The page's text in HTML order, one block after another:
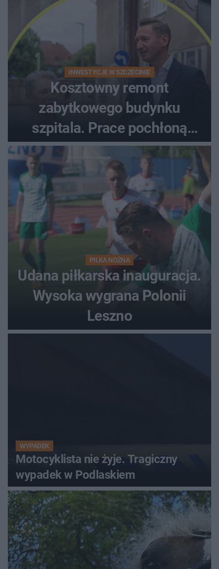
INWESTYCJE W SZCZECINIE
Kosztowny remont
zabytkowego budynku
szpitala. Prace pochłoną
dziesiątki milionów
PIŁKA NOŻNA
Udana piłkarska inauguracja.
Wysoka wygrana Polonii
Leszno
WYPADEK
Motocyklista nie żyje. Tragiczny
wypadek w Podlaskiem